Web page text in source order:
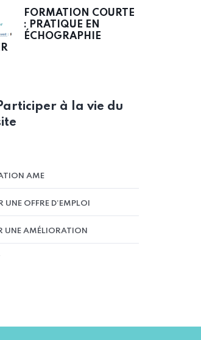
FORMATION COURTE
: PRATIQUE EN
ÉCHOGRAPHIE
à la vie du
AME
UNE OFFRE D’EMPLOI
UNE AMÉLIORATION